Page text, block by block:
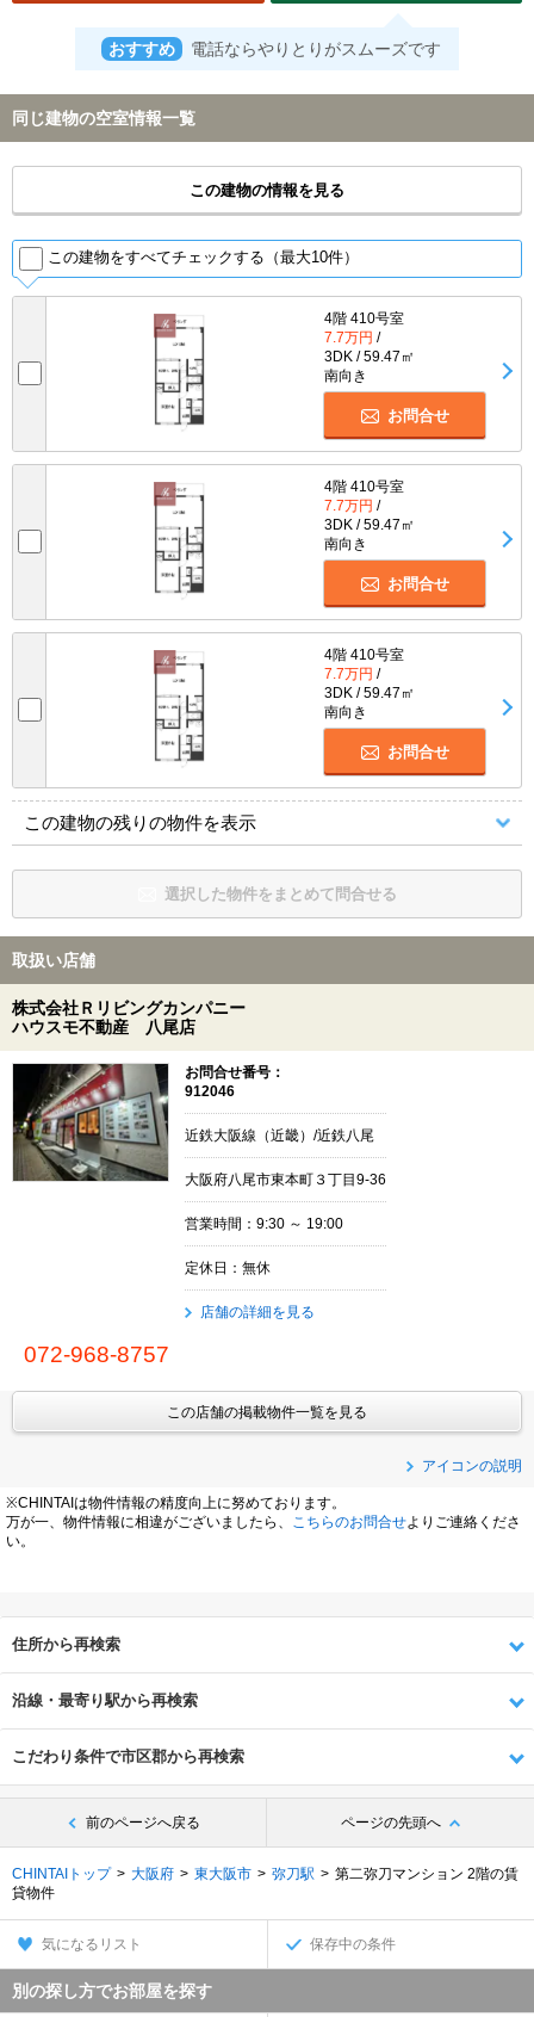
おすすめ 電話ならやりとりがスムーズです
同じ建物の空室情報一覧
この建物の情報を見る
この建物をすべてチェックする（最大10件）
4階 410号室
7.7万円 /
3DK / 59.47㎡
南向き
お問合せ
4階 410号室
7.7万円 /
3DK / 59.47㎡
南向き
お問合せ
4階 410号室
7.7万円 /
3DK / 59.47㎡
南向き
お問合せ
この建物の残りの物件を表示
選択した物件をまとめて問合せる
取扱い店舗
株式会社Ｒリビングカンパニー
ハウスモ不動産 八尾店
お問合せ番号：
912046
近鉄大阪線（近畿）/近鉄八尾
大阪府八尾市東本町３丁目9-36
営業時間：9:30 ～ 19:00
定休日：無休
店舗の詳細を見る
072-968-8757
この店舗の掲載物件一覧を見る
アイコンの説明
※CHINTAIは物件情報の精度向上に努めております。
万が一、物件情報に相違がございましたら、
こちらのお問合せよりご連絡くださ
い。
住所から再検索
沿線・最寄り駅から再検索
こだわり条件で市区郡から再検索
前のページへ戻る ページの先頭へ
CHINTAIトップ 大阪府 東大阪市 弥刀駅
第二弥刀マンション 2階の賃
貸物件
気になるリスト 保存中の条件
別の探し方でお部屋を探す